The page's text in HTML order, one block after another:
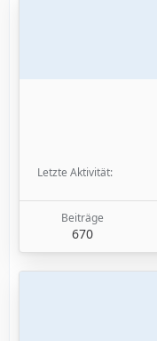
Letzte Aktivität
Beiträge
670